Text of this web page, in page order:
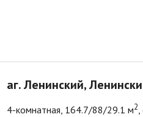
аг. Ленинский,
4-комнатная, 164.7/88/29.1 м2,